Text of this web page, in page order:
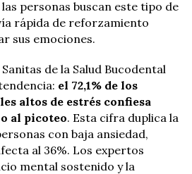
personas buscan este tipo de
rápida de reforzamiento
sus emociones.
de la Salud Bucodental
el 72,1% de los
altos de estrés confiesa
al picoteo. Esta cifra duplica la
con baja ansiedad,
al 36%. Los expertos
mental sostenido y la